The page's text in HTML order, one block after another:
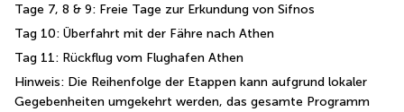
Tage 7, 8 & 9: Freie Tage zur Erkundung von Sifnos
Tag 10: Überfahrt mit der Fähre nach Athen
Tag 11: Rückflug vom Flughafen Athen
Hinweis: Die Reihenfolge der Etappen kann aufgrund lokaler
Gegebenheiten umgekehrt werden, das gesamte Programm